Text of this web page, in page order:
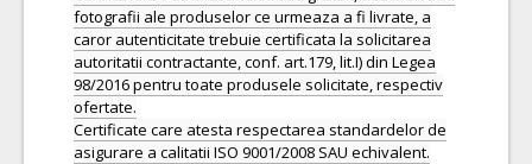
fotografii ale produselor ce urmeaza a fi livrate, a
caror autenticitate trebuie certificata la solicitarea
autoritatii contractante, conf. art.179, lit.I) din Legea
98/2016 pentru toate produsele solicitate, respectiv
ofertate.
Certificate care atesta respectarea standardelor de
asigurare a calitatii ISO 9001/2008 SAU echivalent.